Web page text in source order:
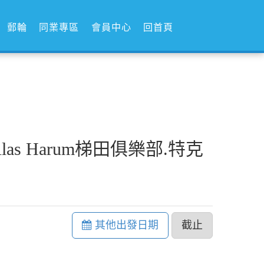
郵輪 同業專區 會員中心 回首頁
Harum梯田俱樂部.特克
其他出發日期 截止